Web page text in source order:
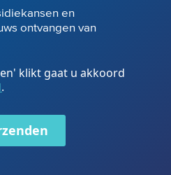
en
ontvangen van
klikt gaat u akkoord
.